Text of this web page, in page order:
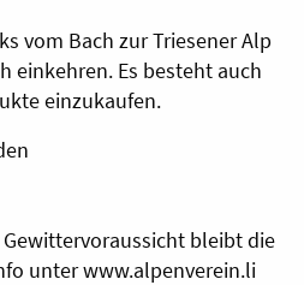
vom Bach zur Triesener Alp
einkehren. Es besteht auch
einzukaufen.
bleibt die
unter www.alpenverein.li